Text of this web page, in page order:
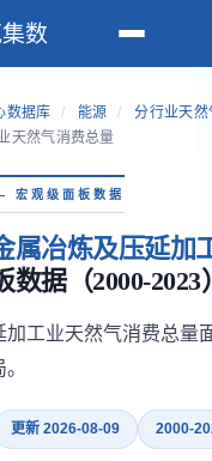
数
数据库 / 能源 / 分行业天
天然气消费总量
观级面板数据
属冶炼及压延加
数据（2000-2023）
加工业天然气消费总量
更新 2026-08-09 2000-